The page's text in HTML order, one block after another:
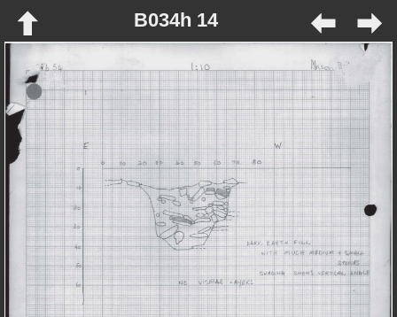
B034h 14